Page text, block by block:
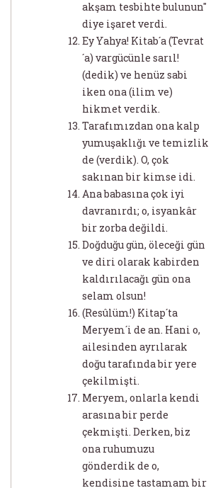
akşam tesbihte bulunun"
diye işaret verdi.
Ey Yahya! Kitab´a (Tevrat
´a) vargücünle sarıl!
(dedik) ve henüz sabi
iken ona (ilim ve)
hikmet verdik.
Tarafımızdan ona kalp
yumuşaklığı ve temizlik
de (verdik). O, çok
sakınan bir kimse idi.
Ana babasına çok iyi
davranırdı; o, isyankâr
bir zorba değildi.
Doğduğu gün, öleceği gün
ve diri olarak kabirden
kaldırılacağı gün ona
selam olsun!
(Resûlüm!) Kitap´ta
Meryem´i de an. Hani o,
ailesinden ayrılarak
doğu tarafında bir yere
çekilmişti.
Meryem, onlarla kendi
arasına bir perde
çekmişti. Derken, biz
ona ruhumuzu
gönderdik de o,
kendisine tastamam bir